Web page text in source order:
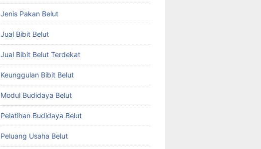
Jenis Pakan Belut
Jual Bibit Belut
Jual Bibit Belut Terdekat
Keunggulan Bibit Belut
Modul Budidaya Belut
Pelatihan Budidaya Belut
Peluang Usaha Belut